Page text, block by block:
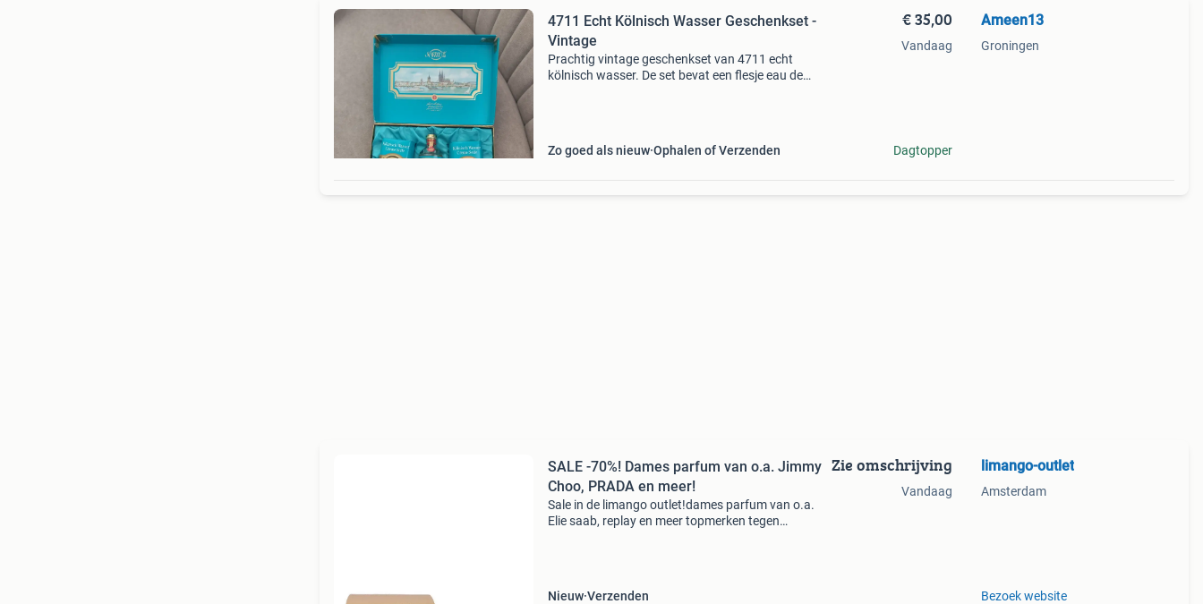
4711 Echt Kölnisch Wasser Geschenkset -
Vintage
Prachtig vintage geschenkset van 4711 echt
kölnisch wasser. De set bevat een flesje eau de
Zo goed als nieuw Ophalen of Verzenden
€ 35,00
Vandaag
Dagtopper
Ameen13
Groningen
SALE -70%! Dames parfum van o.a. Jimmy
Choo, PRADA en meer!
Sale in de limango outlet!dames parfum van o.a.
Elie saab, replay en meer topmerken tegen
Nieuw Verzenden
Zie omschrijving
Vandaag
limango-outlet
Amsterdam
Bezoek website